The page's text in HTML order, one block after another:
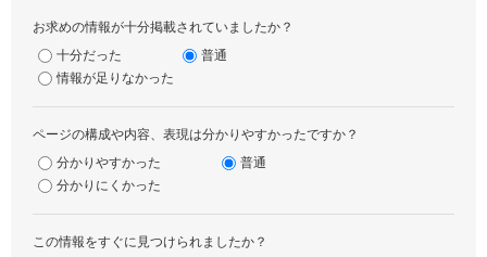
お求めの情報が十分掲載されていましたか？
十分だった
普通
情報が足りなかった
ページの構成や内容、表現は分かりやすかったですか？
分かりやすかった
普通
分かりにくかった
この情報をすぐに見つけられましたか？